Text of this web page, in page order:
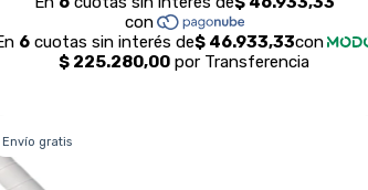
Envío gratis